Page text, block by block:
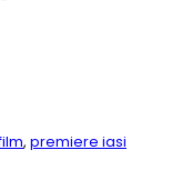
, premiere iasi